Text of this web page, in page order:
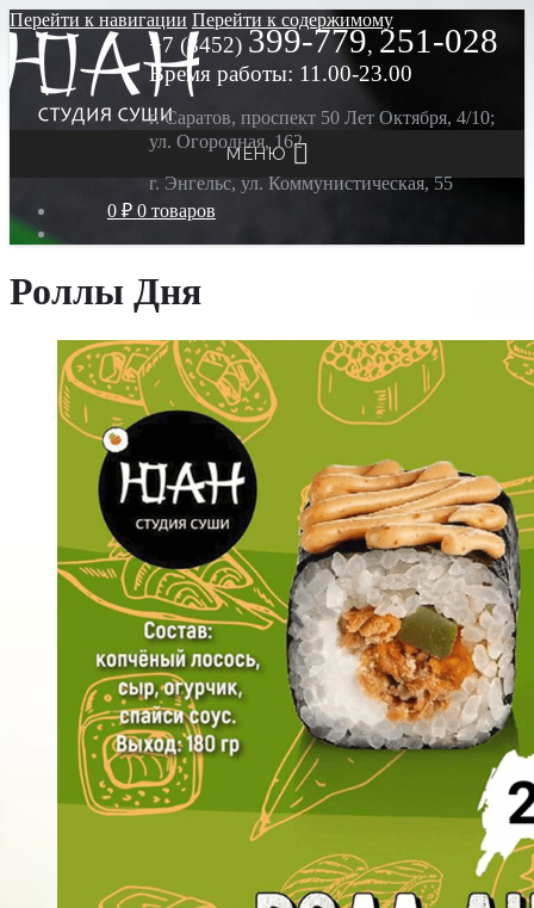
Перейти к навигации Перейти к содержимому
МЕНЮ
0 ₽ 0 товаров
+7 (8452) 399-779, 251-028
Время работы: 11.00-23.00
г. Саратов, проспект 50 Лет Октября, 4/10;
ул. Огородная, 162
г. Энгельс, ул. Коммунистическая, 55
Роллы Дня